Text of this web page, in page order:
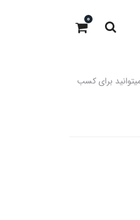
شد،شما میتوانید برای کسب
0